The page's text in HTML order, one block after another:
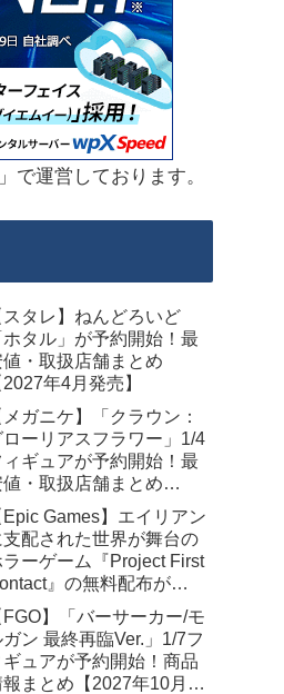
で運営しております。
スタレ】ねんどろいど
ホタル」が予約開始！最
値・取扱店舗まとめ
2027年4月発売】
メガニケ】「クラウン：
ローリアスフラワー」1/4
ィギュアが予約開始！最
値・取扱店舗まとめ
2027年5月発売】
Epic Games】エイリアン
支配された世界が舞台の
ラーゲーム『Project First
』の無料配布が
年8月18日午前7時まで
期間限定で開始
FGO】「バーサーカー/モ
ガン 最終再臨Ver.」1/7フ
ギュアが予約開始！商品
報まとめ【2027年10月発